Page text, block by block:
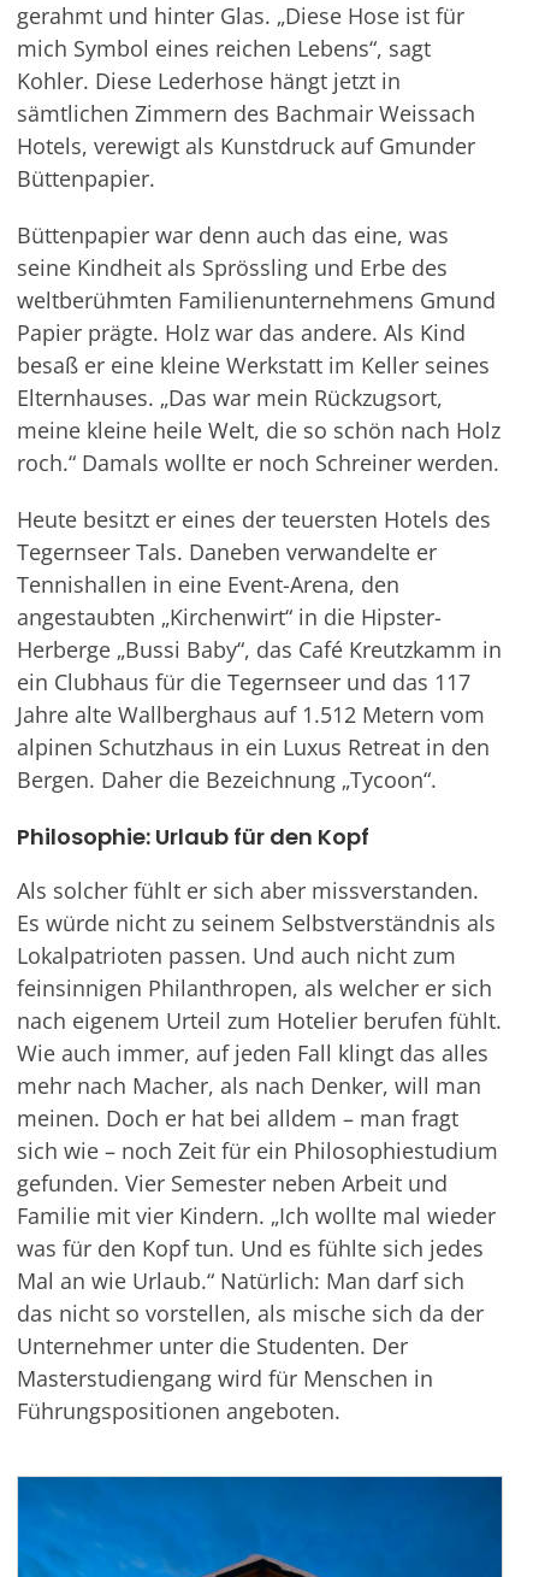
gerahmt und hinter Glas. „Diese Hose ist für
mich Symbol eines reichen Lebens“, sagt
Kohler. Diese Lederhose hängt jetzt in
sämtlichen Zimmern des Bachmair Weissach
Hotels, verewigt als Kunstdruck auf Gmunder
Büttenpapier.
Büttenpapier war denn auch das eine, was
seine Kindheit als Sprössling und Erbe des
weltberühmten Familienunternehmens Gmund
Papier prägte. Holz war das andere. Als Kind
besaß er eine kleine Werkstatt im Keller seines
Elternhauses. „Das war mein Rückzugsort,
meine kleine heile Welt, die so schön nach Holz
roch.“ Damals wollte er noch Schreiner werden.
Heute besitzt er eines der teuersten Hotels des
Tegernseer Tals. Daneben verwandelte er
Tennishallen in eine Event-Arena, den
angestaubten „Kirchenwirt“ in die Hipster-
Herberge „Bussi Baby“, das Café Kreutzkamm in
ein Clubhaus für die Tegernseer und das 117
Jahre alte Wallberghaus auf 1.512 Metern vom
alpinen Schutzhaus in ein Luxus Retreat in den
Bergen. Daher die Bezeichnung „Tycoon“.
Philosophie: Urlaub für den Kopf
Als solcher fühlt er sich aber missverstanden.
Es würde nicht zu seinem Selbstverständnis als
Lokalpatrioten passen. Und auch nicht zum
feinsinnigen Philanthropen, als welcher er sich
nach eigenem Urteil zum Hotelier berufen fühlt.
Wie auch immer, auf jeden Fall klingt das alles
mehr nach Macher, als nach Denker, will man
meinen. Doch er hat bei alldem – man fragt
sich wie – noch Zeit für ein Philosophiestudium
gefunden. Vier Semester neben Arbeit und
Familie mit vier Kindern. „Ich wollte mal wieder
was für den Kopf tun. Und es fühlte sich jedes
Mal an wie Urlaub.“ Natürlich: Man darf sich
das nicht so vorstellen, als mische sich da der
Unternehmer unter die Studenten. Der
Masterstudiengang wird für Menschen in
Führungspositionen angeboten.